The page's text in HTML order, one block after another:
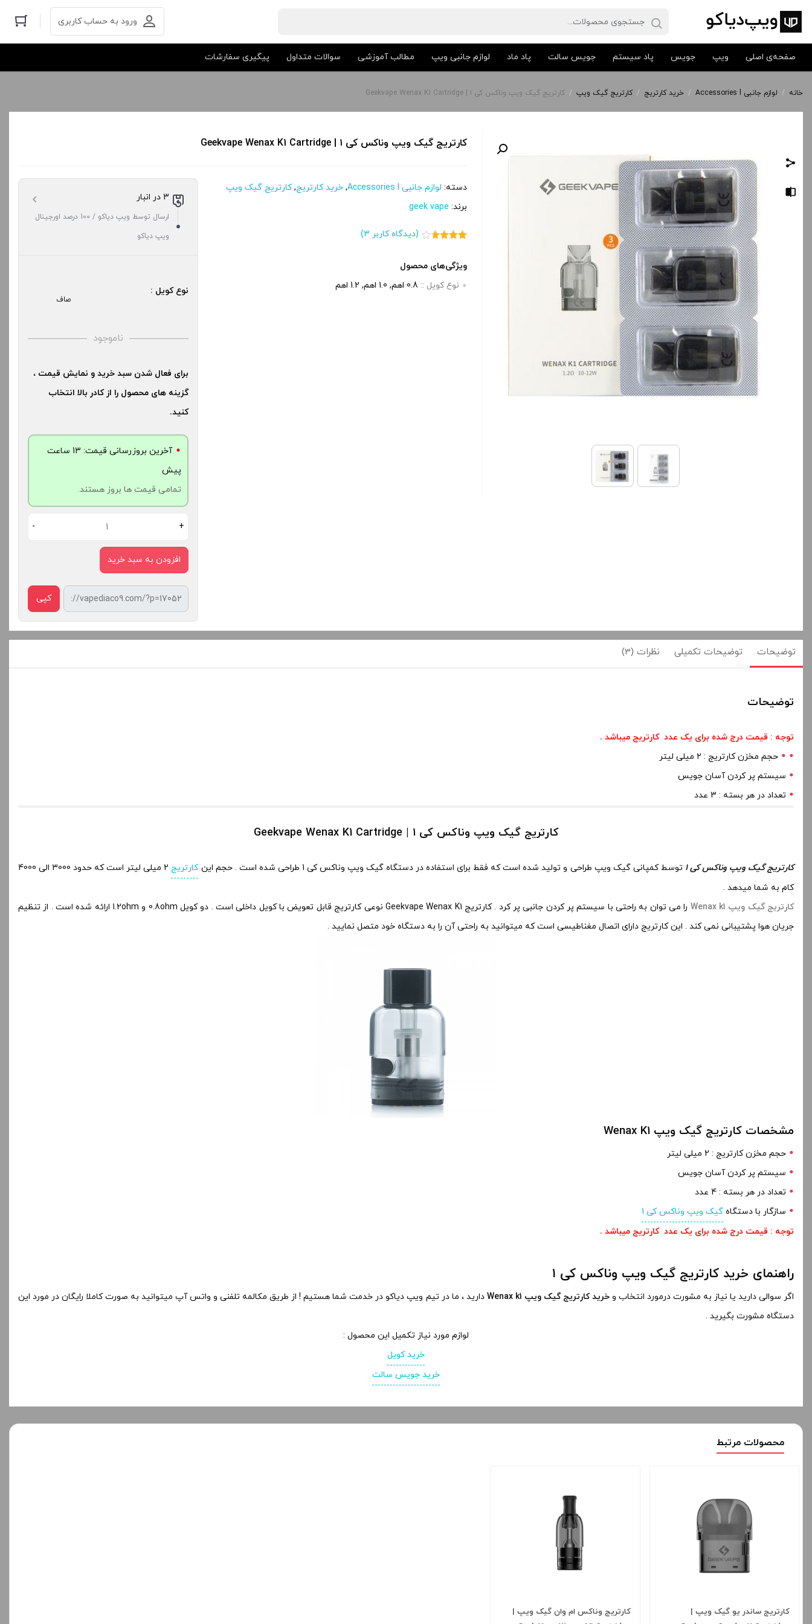
ورود به حساب کاربری
صفحه‌ی اصلی ویپ جویس پاد سیستم جویس سالت پاد ماد لوازم جانبی ویپ مطالب آموزشی سوالات متداول پیگیری سفارشات
خانه / لوازم جانبی Accessories l / خرید کارتریج / کارتریج گیک ویپ / کارتریج گیک ویپ وناکس کی ۱ | Geekvape Wenax K1 Cartridge
کارتریج گیک ویپ وناکس کی ۱ | Geekvape Wenax K1 Cartridge
دسته: لوازم جانبی Accessories l ,خرید کارتریج,کارتریج گیک ویپ
برند: geek vape
5 امتیاز
مشتری
(دیدگاه کاربر 3
)
ویژگی‌های محصول
نوع کویل :: 0.8 اهم, 1.0 اهم, 1.2 اهم
3 در انبار
ارسال توسط ویپ دیاکو / 100 درصد اورجینال
ویپ دیاکو
نوع کویل :
صاف
ناموجود
برای فعال شدن سبد خرید و نمایش قیمت ،
گزینه های محصول را از کادر بالا انتخاب
کنید.
آخرین بروزرسانی قیمت: 13 ساعت
پیش
تمامی قیمت ها بروز هستند.
- +
افزودن به سبد خرید
کپی
توضیحات توضیحات تکمیلی نظرات (3)
توضیحات
توجه : قیمت درج شده برای یک عدد کارتریج میباشد .
حجم مخزن کارتریج : ۲ میلی لیتر
سیستم پر کردن آسان جویس
تعداد در هر بسته : 3 عدد
کارتریج گیک ویپ وناکس کی ۱ | Geekvape Wenax K1 Cartridge
کارتریج گیک ویپ وناکس کی ۱ توسط کمپانی گیک ویپ طراحی و تولید شده است که فقط برای استفاده در دستگاه گیک ویپ وناکس کی 1 طراحی شده است . حجم این کارتریج
2 میلی لیتر است که حدود 3000 الی 4000
کام به شما میدهد .
کارتریج گیک ویپ Wenax k1
را می توان به راحتی با سیستم پر کردن جانبی پر کرد . کارتریج Geekvape Wenax K1 نوعی کارتریج قابل تعویض با کویل داخلی است . دو کویل 0.8ohm و 1.2ohm ارائه شده است . از تنظیم
جریان هوا پشتیبانی نمی کند . این کارتریج دارای اتصال مغناطیسی است که میتوانید به راحتی آن را به دستگاه خود متصل نمایید .
مشخصات کارتریج گیک ویپ Wenax K1
حجم مخزن کارتریج : 2 میلی لیتر
سیستم پر کردن آسان جویس
تعداد در هر بسته : 4 عدد
سازگار با دستگاه گیک ویپ وناکس کی 1
توجه : قیمت درج شده برای یک عدد کارتریج میباشد .
راهنمای خرید کارتریج گیک ویپ وناکس کی ۱
اگر سوالی دارید یا نیاز به مشورت درمورد انتخاب وخرید کارتریج گیک ویپ Wenax k1
دارید ، ما در تیم ویپ دیاکو در خدمت شما هستیم ! از طریق مکالمه تلفنی و واتس آپ میتوانید به صورت کاملا رایگان در مورد این
دستگاه مشورت بگیرید .
لوازم مورد نیاز تکمیل این محصول :
خرید کویل
خرید جویس سالت
محصولات مرتبط
کارتریج ساندر یو گیک ویپ |
کارتریج وناکس ام وان گیک ویپ |